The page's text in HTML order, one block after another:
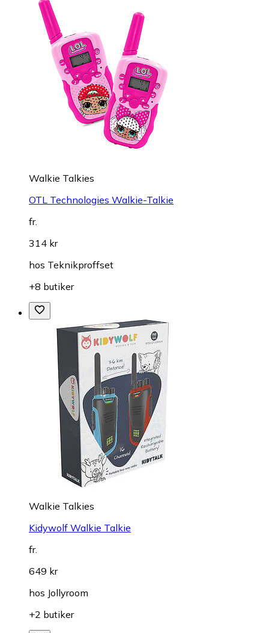
Walkie Talkies
OTL Technologies Walkie-Talkie
fr.
314 kr
hos Teknikproffset
+8 butiker
Walkie Talkies
Kidywolf Walkie Talkie
fr.
649 kr
hos Jollyroom
+2 butiker